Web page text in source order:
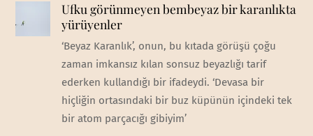
Ufku görünmeyen bembeyaz bir karanlıkta
yürüyenler
‘Beyaz Karanlık’, onun, bu kıtada görüşü çoğu
zaman imkansız kılan sonsuz beyazlığı tarif
ederken kullandığı bir ifadeydi. ‘Devasa bir
hiçliğin ortasındaki bir buz küpünün içindeki tek
bir atom parçacığı gibiyim’